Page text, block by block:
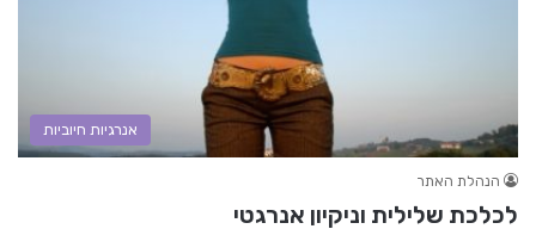
אנרגיות חיוביות
הנהלת האתר
לכלכת שלילית וניקיון אנרגטי